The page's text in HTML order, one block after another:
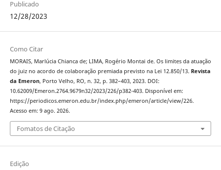
Publicado
12/28/2023
Como Citar
MORAIS, Marlúcia Chianca de; LIMA, Rogério Montai de. Os limites da atuação
do juiz no acordo de colaboração premiada previsto na Lei 12.850/13. Revista
da Emeron, Porto Velho, RO, n. 32, p. 382–403, 2023. DOI:
10.62009/Emeron.2764.9679n32/2023/226/p382-403. Disponível em:
https://periodicos.emeron.edu.br/index.php/emeron/article/view/226.
Acesso em: 9 ago. 2026.
Fomatos de Citação
Edição